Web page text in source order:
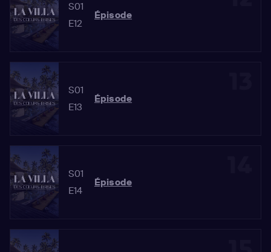
S01
E12
Épisode
S01
E13
Épisode
S01
E14
Épisode